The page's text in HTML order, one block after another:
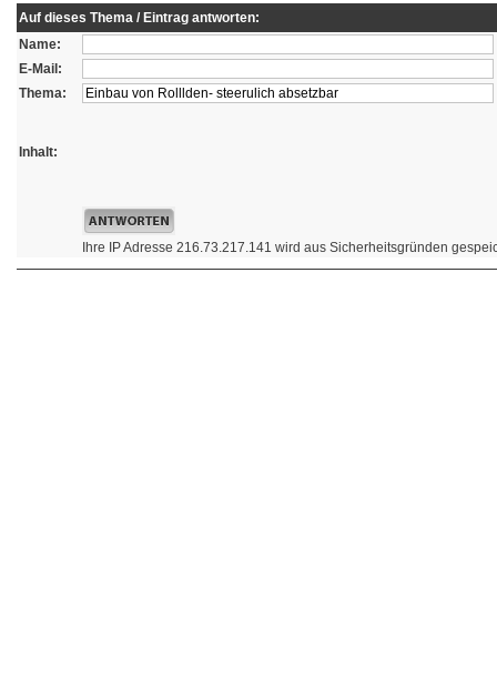
Auf dieses Thema / Eintrag antworten:
Name:
E-Mail:
Thema:
Inhalt:
Ihre IP Adresse 216.73.217.141 wird aus Sicherheitsgründen